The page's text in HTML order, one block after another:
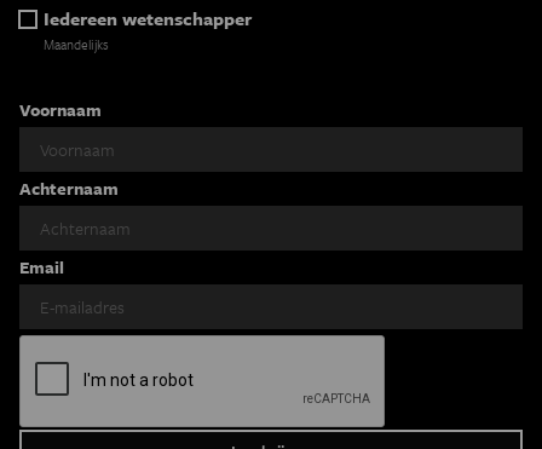
Iedereen wetenschapper
Maandelijks
Voornaam
Achternaam
Email